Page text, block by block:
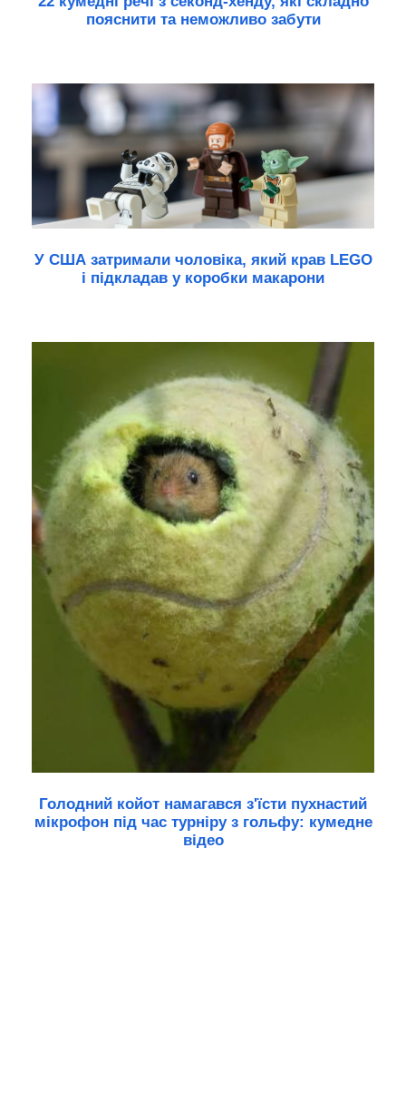
пояснити та неможливо забути
У США затримали чоловіка, який крав LEGO
і підкладав у коробки макарони
Голодний койот намагався з'їсти пухнастий
мікрофон під час турніру з гольфу: кумедне
відео